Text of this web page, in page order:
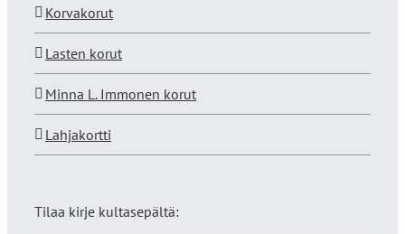
Korvakorut
Lasten korut
Minna L. Immonen korut
Lahjakortti
Tilaa kirje kultasepältä: